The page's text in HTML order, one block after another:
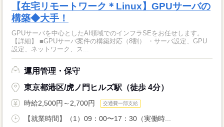
【在宅リモートワーク＊Linux】GPUサーバの
構築◆大手！
GPUサーバを中心としたAI領域でのインフラSEをお任せします。
【詳細】 ■GPUサーバ案件の構築対応（8割） ・サーバ設定、GPU
設定、ネットワーク、ス...
運用管理・保守
東京都港区/虎ノ門ヒルズ駅（徒歩 4分）
時給2,500円～2,700円 交通費一部支給
【就業時間】（1）09：00〜17：30（実働時...